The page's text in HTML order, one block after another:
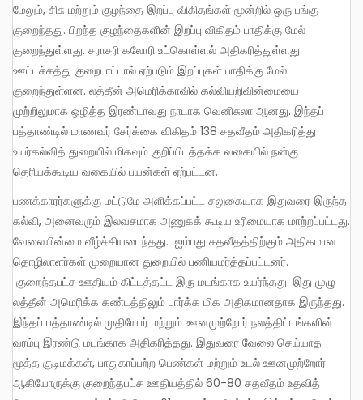
மேலும், சிசு மற்றும் குழந்தை இறப்பு விகிதங்கள் மூன்றில் ஒரு பங்கு
குறைந்தது. பிறந்த குழந்தைகளின் இறப்பு விகிதம் பாதிக்கு மேல்
குறைந்துள்ளது. சராசரி கலோரி உட்கொள்ளல் அதிகரித்துள்ளது.
ஊட்டச்சத்து குறைபாட்டால் ஏற்படும் இறப்புகள் பாதிக்கு மேல்
குறைந்துள்ளன. லத்தீன் அமெரிக்காவில் கல்வியறிவின்மையை
முற்றிலுமாக ஒழித்த இரண்டாவது நாடாக வெனிசுலா ஆனது. இந்தப்
பத்தாண்டில் மாணவர் சேர்க்கை விகிதம் 138 சதவீதம் அதிகரித்து
உயர்கல்வித் துறையில் மிகவும் குறிப்பிடத்தக்க வகையில் நன்கு
தெரியக்கூடிய வகையில் பயன்கள் ஏற்பட்டன.
பணக்காரர்களுக்கு மட்டுமே அளிக்கப்பட்ட சலுகையாக இதுவரை இருந்த
கல்வி, அனைவரும் இலவசமாக அணுகக் கூடிய உரிமையாக மாற்றப்பட்டது.
வேலையின்மை வீழ்ச்சியடைந்தது. ஐம்பது சதவீதத்திற்கும் அதிகமான
தொழிலாளர்கள் முறையான துறையில் பணியமர்த்தப்பட்டனர்.
குறைந்தபட்ச ஊதியம் கிட்டத்தட்ட இரு மடங்காக உயர்ந்தது. இது முழு
லத்தீன் அமெரிக்க கண்டத்திலும் பார்க்க மிக அதிகமானதாக இருந்தது.
இந்தப் பத்தாண்டில் முதியோர் மற்றும் ஊனமுற்றோர் நலத்திட்டங்களின்
வரம்பு இரண்டு மடங்காக அதிகரித்தது. இதுவரை வேலை செய்யாத
மூத்த குடிமக்கள், பாதுகாப்பற்ற பெண்கள் மற்றும் உடல் ஊனமுற்றோர்
ஆகியோருக்கு குறைந்தபட்ச ஊதியத்தில் 60-80 சதவீதம் உதவித்